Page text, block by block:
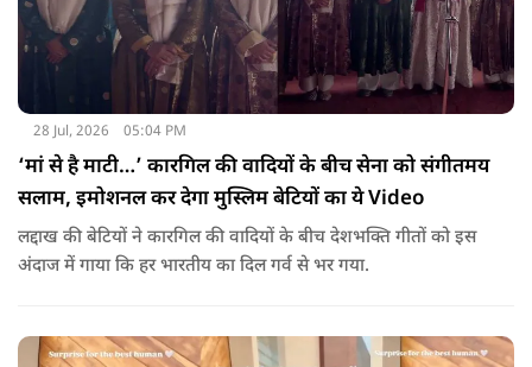
28 Jul, 2026 05:04 PM
‘मां से है माटी…’ कारगिल की वादियों के बीच सेना को संगीतमय
सलाम, इमोशनल कर देगा मुस्लिम बेटियों का ये Video
लद्दाख की बेटियों ने कारगिल की वादियों के बीच देशभक्ति गीतों को इस
अंदाज में गाया कि हर भारतीय का दिल गर्व से भर गया.